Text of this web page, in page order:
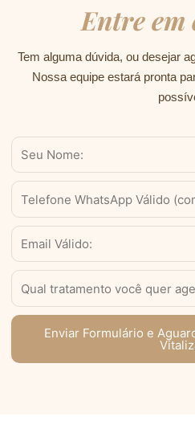
Entre em
Tem alguma dúvida, ou desejar
Nossa equipe estará pronta
Nome
WhatsApp
Válido
(com
DDD)
Email
Serviço
Enviar Formulário e